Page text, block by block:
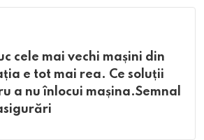
cele mai vechi mașini din
e tot mai rea. Ce soluții
a nu înlocui mașina.Semnal